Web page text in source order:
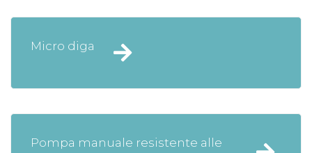
Micro diga
Pompa manuale resistente alle